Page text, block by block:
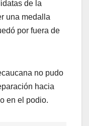
de la
una medalla
por fuera de
no pudo
hacia
en el podio.